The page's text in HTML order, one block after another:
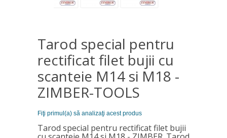
Tarod special pentru
rectificat filet bujii cu
scanteie M14 si M18 -
ZIMBER-TOOLS
Fiţi primul(a) să analizaţi acest produs
Tarod special pentru rectificat filet bujii